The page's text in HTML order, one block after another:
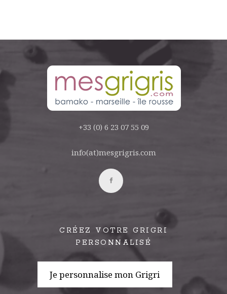
+33 (0) 6 23 07 55 09
info(at)mesgrigris.com
CRÉEZ VOTRE GRIGRI
PERSONNALISÉ
Je personnalise mon Grigri